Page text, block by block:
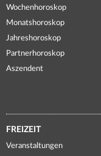
Wochenhoroskop
Monatshoroskop
Jahreshoroskop
Partnerhoroskop
Aszendent
FREIZEIT
Veranstaltungen